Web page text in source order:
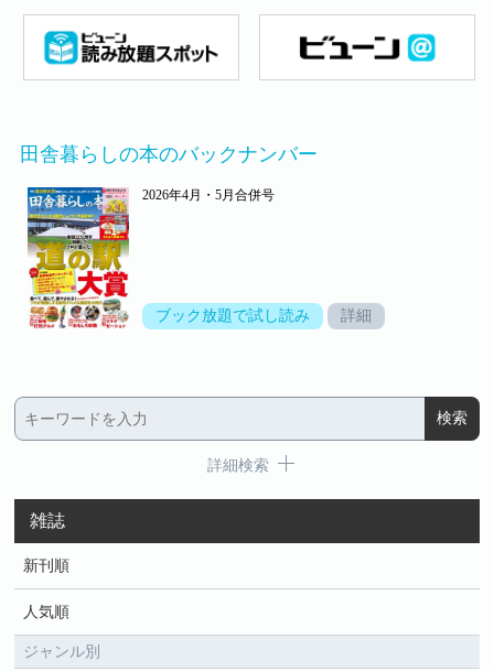
田舎暮らしの本のバックナンバー
2026年4月・5月合併号
ブック放題で試し読み 詳細
詳細検索
雑誌
新刊順
人気順
ジャンル別